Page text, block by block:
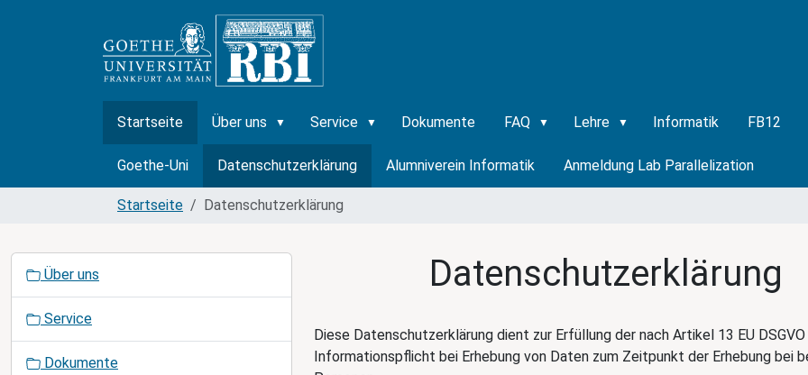
Startseite Über uns Service Dokumente FAQ Lehre Informatik FB12
Goethe-Uni Datenschutzerklärung Alumniverein Informatik Anmeldung Lab Parallelization
Startseite Datenschutzerklärung
Datenschutzerklärung
Diese Datenschutzerklärung dient zur Erfüllung der nach Artikel 13 EU
Informationspflicht bei Erhebung von Daten zum Zeitpunkt der Erhebung bei
Über uns
Service
Dokumente